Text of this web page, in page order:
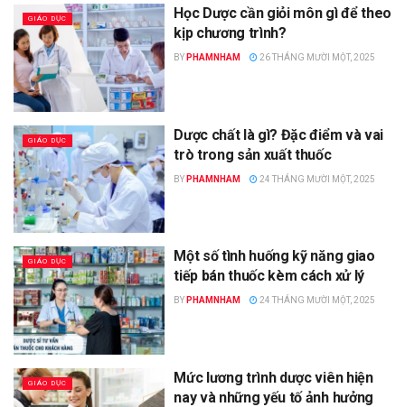
GIÁO DỤC
Học Dược cần giỏi môn gì để theo
kịp chương trình?
BY PHAMNHAM 26 THÁNG MƯỜI MỘT, 2025
GIÁO DỤC
Dược chất là gì? Đặc điểm và vai
trò trong sản xuất thuốc
BY PHAMNHAM 24 THÁNG MƯỜI MỘT, 2025
GIÁO DỤC
Một số tình huống kỹ năng giao
tiếp bán thuốc kèm cách xử lý
BY PHAMNHAM 24 THÁNG MƯỜI MỘT, 2025
GIÁO DỤC
Mức lương trình dược viên hiện
nay và những yếu tố ảnh hưởng